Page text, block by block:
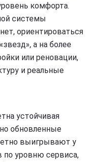
комфорта.
системы
ориентироваться
а на более
или реновации,
и реальные
устойчивая
обновленные
выигрывают у
по уровню сервиса,